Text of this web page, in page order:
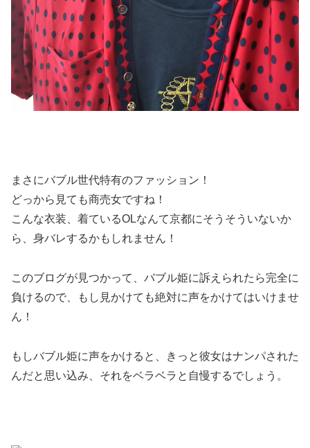
まさにバブル世代特有のファッション！
どっから見ても商売女ですね！
こんな衣装、着ているOLなんて京都にそうそういないか
ら、身バレするかもしれません！
このブログが見つかって、バブル姫に訴えられたら完全に
負けるので、もし見かけても絶対に声をかけてはいけませ
ん！
もしバブル姫に声をかけると、きっと彼女はナンパされた
んだと思い込み、それをベラベラと自慢するでしょう。